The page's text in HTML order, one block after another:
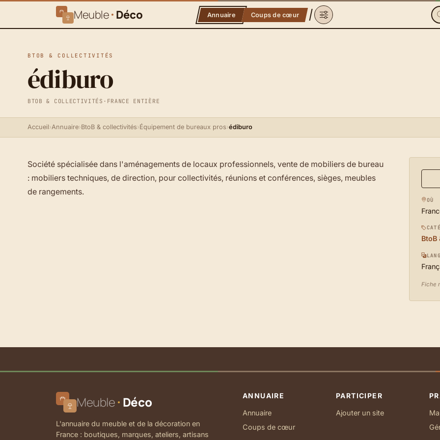
Meuble Déco Annuaire Coups de cœur
BTOB & COLLECTIVITÉS
édiburo
BTOB & COLLECTIVITÉS · FRANCE ENTIÈRE
Accueil›Annuaire›BtoB & collectivités›Équipement de bureaux pros›édiburo
Société spécialisée dans l'aménagements de locaux professionnels, vente de mobiliers de bureau
: mobiliers techniques, de direction, pour collectivités, réunions et conférences, sièges, meubles
de rangements.
OÙ
Fiche
Meuble Déco
L'annuaire du meuble et de la décoration en
France : boutiques, marques, ateliers, artisans
ANNUAIRE
Annuaire
Coups de cœur
PARTICIPER
Ajouter un site